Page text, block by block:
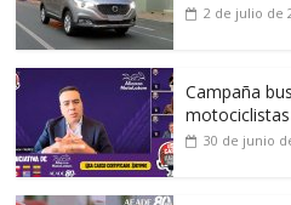
2 de julio de
Campaña
30 de junio